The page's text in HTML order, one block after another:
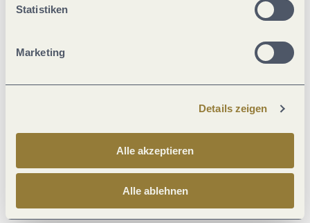
Statistiken
Marketing
Details zeigen
Alle akzeptieren
Alle ablehnen
Sakrale Kulturschätze